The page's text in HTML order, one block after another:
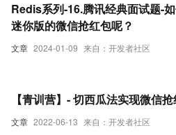
文章 2024-01-09 来自：开发者社区
Redis系列-16.腾讯经典面试题-
迷你版的微信抢红包呢？
文章 2022-06-13 来自：开发者社区
【青训营】- 切西瓜法实现微信